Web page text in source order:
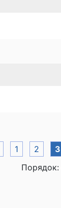
1 2 3
Порядок: